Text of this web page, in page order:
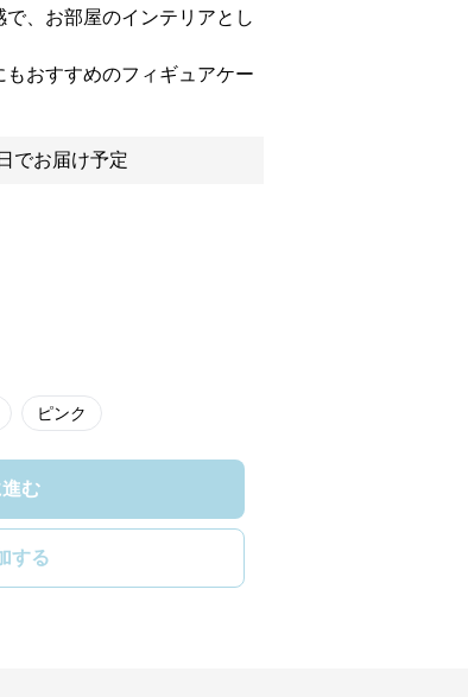
、お部屋のインテリアとし
おすすめのフィギュアケー
でお届け予定
ピンク
む
する